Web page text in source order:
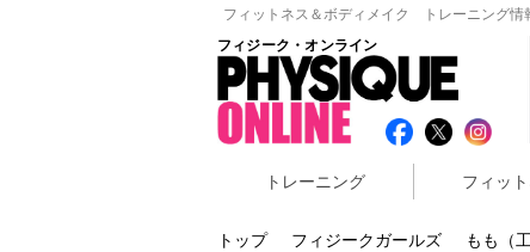
フィットネス＆ボディメイク トレーニング情
フィジーク・オンライン
トレーニング フィッ
トップ フィジークガールズ もも（